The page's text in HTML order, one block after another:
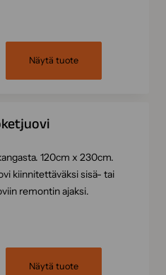
Näytä tuote
120cm x 230cm.
kiinnitettäväksi sisä- tai
remontin ajaksi.
Näytä tuote